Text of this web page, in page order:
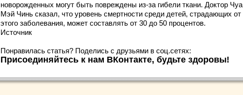
новорожденных могут быть повреждены из-за гибели ткани. Доктор Чуа
Мэй Чинь сказал, что уровень смертности среди детей, страдающих от
этого заболевания, может составлять от 30 до 50 процентов.
Источник
Понравилась статья? Поделись с друзьями в соц.сетях:
Присоединяйтесь к нам ВКонтакте, будьте здоровы!